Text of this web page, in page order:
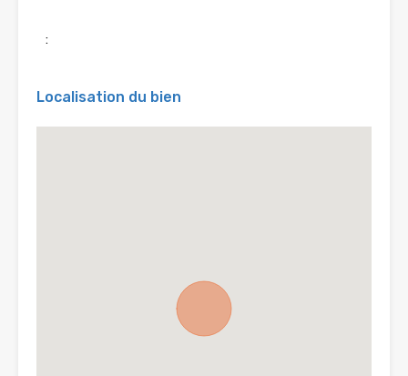
:
Localisation du bien